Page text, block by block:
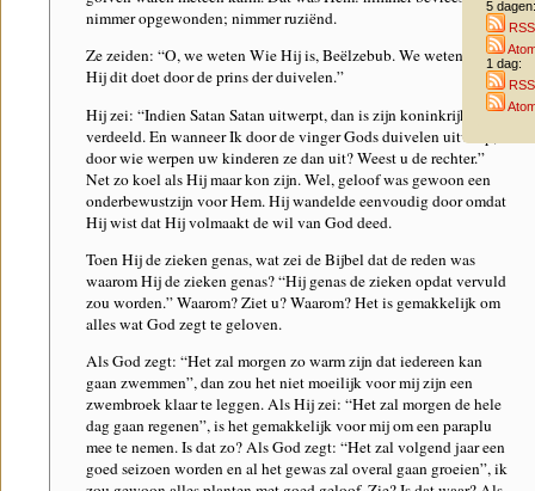
5 dagen:
RSS
1 dag:
RSS
nimmer opgewonden; nimmer ruziënd.
Ze zeiden: “O, we weten Wie Hij is, Beëlzebub. We weten dat
Hij dit doet door de prins der duivelen.”
Hij zei: “Indien Satan Satan uitwerpt, dan is zijn koninkrijk
verdeeld. En wanneer Ik door de vinger Gods duivelen uitwerp,
door wie werpen uw kinderen ze dan uit? Weest u de rechter.”
Net zo koel als Hij maar kon zijn. Wel, geloof was gewoon een
onderbewustzijn voor Hem. Hij wandelde eenvoudig door omdat
Hij wist dat Hij volmaakt de wil van God deed.
Toen Hij de zieken genas, wat zei de Bijbel dat de reden was
waarom Hij de zieken genas? “Hij genas de zieken opdat vervuld
zou worden.” Waarom? Ziet u? Waarom? Het is gemakkelijk om
alles wat God zegt te geloven.
Als God zegt: “Het zal morgen zo warm zijn dat iedereen kan
gaan zwemmen”, dan zou het niet moeilijk voor mij zijn een
zwembroek klaar te leggen. Als Hij zei: “Het zal morgen de hele
dag gaan regenen”, is het gemakkelijk voor mij om een paraplu
mee te nemen. Is dat zo? Als God zegt: “Het zal volgend jaar een
goed seizoen worden en al het gewas zal overal gaan groeien”, ik